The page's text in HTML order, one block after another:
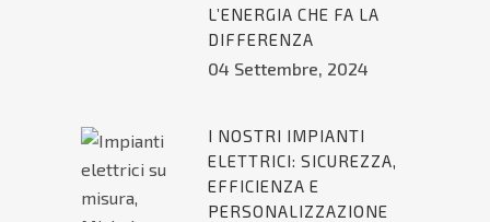
L’ENERGIA CHE FA LA
DIFFERENZA
04 Settembre, 2024
I NOSTRI IMPIANTI
ELETTRICI: SICUREZZA,
EFFICIENZA E
PERSONALIZZAZIONE